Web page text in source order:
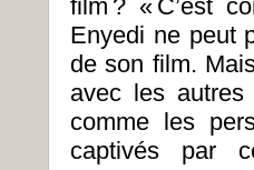
film ? « C’est
Enyedi ne peut
de son film.
avec les autres
comme les
captivés par